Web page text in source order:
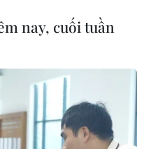
đà phục hồi
nay, cuối tuần